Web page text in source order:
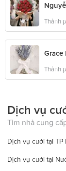
Thành
Grace
Thành
Dịch vụ
Tìm nhà cung
Dịch vụ cưới tại TP
Dịch vụ cưới tại